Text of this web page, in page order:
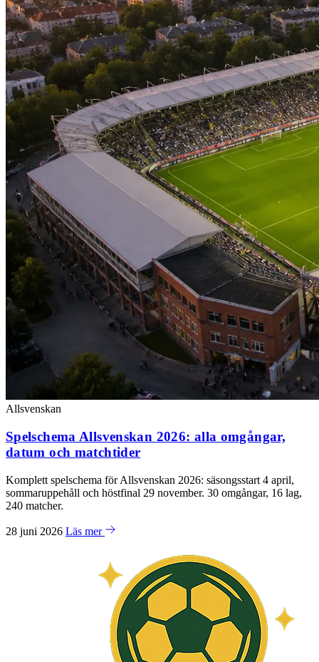
Allsvenskan
Spelschema Allsvenskan 2026: alla omgångar,
datum och matchtider
Komplett spelschema för Allsvenskan 2026: säsongsstart 4 april,
sommaruppehåll och höstfinal 29 november. 30 omgångar, 16 lag,
240 matcher.
28 juni 2026 Läs mer